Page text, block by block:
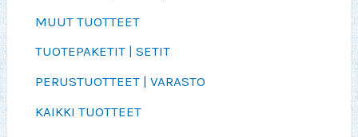
MUUT TUOTTEET
TUOTEPAKETIT | SETIT
PERUSTUOTTEET | VARASTO
KAIKKI TUOTTEET